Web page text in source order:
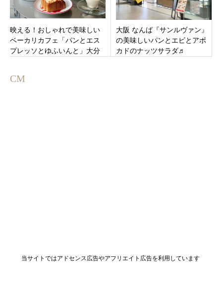
映える！おしゃれで美味しい
ベーカリカフェ「パンとエス
プレッソとゆふいんと」大分
大阪 なんば『サンルヴァン』
の美味しいパンとエビとアボ
カドのナッツサラダ♬
CM
当サイトではアドセンス広告やアフリエイト広告を利用しています